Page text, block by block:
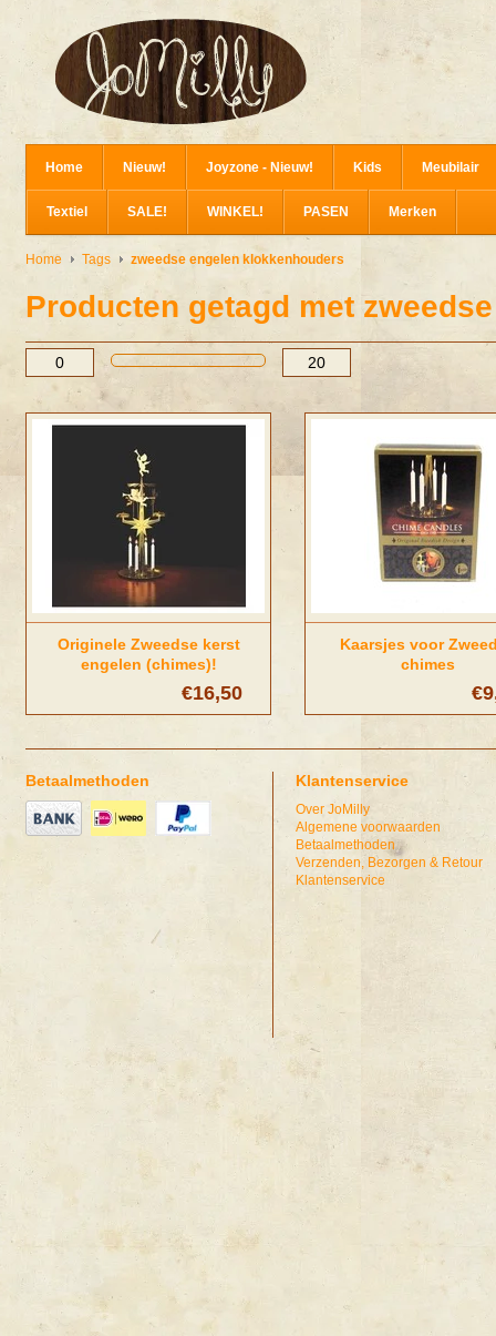
Home Nieuw! Joyzone - Nieuw! Kids Meubilair
Textiel SALE! WINKEL! PASEN Merken
Home Tags zweedse engelen klokkenhouders
Producten getagd met
Originele Zweedse kerst
engelen (chimes)!
€16,50
Kaarsjes voor
chimes
Betaalmethoden Klantenservice
Over JoMilly
Algemene voorwaarden
Betaalmethoden
Verzenden, Bezorgen & Retour
Klantenservice